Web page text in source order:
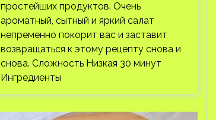
простейших продуктов. Очень
ароматный, сытный и яркий салат
непременно покорит вас и заставит
возвращаться к этому рецепту снова и
снова. Сложность Низкая 30 минут
Ингредиенты